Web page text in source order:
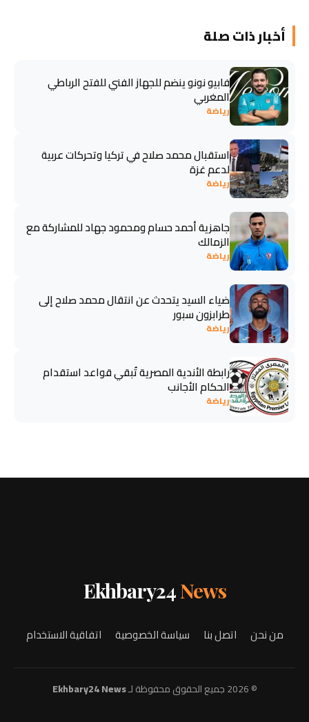
أخبار ذات صلة
فابيو نونو ينضم للجهاز الفني للفتح الرباطي
المغربي
رياضة
استقبال محمد صلاح في تركيا وتحركات عربية
لدعم غزة
رياضة
جاهزية أحمد حسام ومحمود جهاد للمشاركة مع
الزمالك
رياضة
ضياء السيد يتحدث عن انتقال محمد صلاح إلى
طرابزون سبور
رياضة
رابطة الأندية المصرية تُبقي قواعد استقدام
الحكام الأجانب
رياضة
Ekhbary24News
من نحن اتصل بنا سياسة الخصوصية اتفاقية الاستخدام
© 2026 جميع الحقوق محفوظة لـ Ekhbary24 News